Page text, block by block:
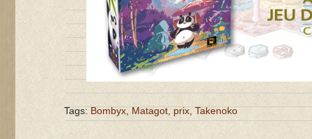
Tags:Bombyx,Matagot,prix,Takenoko